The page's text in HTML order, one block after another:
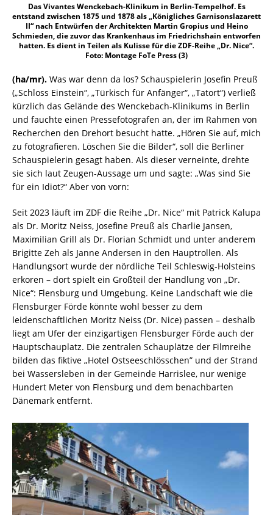
Das Vivantes Wenckebach-Klinikum in Berlin-Tempelhof. Es
entstand zwischen 1875 und 1878 als „Königliches Garnisonslazarett
II“ nach Entwürfen der Architekten Martin Gropius und Heino
Schmieden, die zuvor das Krankenhaus im Friedrichshain entworfen
hatten. Es dient in Teilen als Kulisse für die ZDF-Reihe „Dr. Nice“.
Foto: Montage FoTe Press (3)
(ha/mr). Was war denn da los? Schauspielerin Josefin Preuß
(„Schloss Einstein“, „Türkisch für Anfänger“, „Tatort“) verließ
kürzlich das Gelände des Wenckebach-Klinikums in Berlin
und fauchte einen Pressefotografen an, der im Rahmen von
Recherchen den Drehort besucht hatte. „Hören Sie auf, mich
zu fotografieren. Löschen Sie die Bilder“, soll die Berliner
Schauspielerin gesagt haben. Als dieser verneinte, drehte
sie sich laut Zeugen-Aussage um und sagte: „Was sind Sie
für ein Idiot?“ Aber von vorn:
Seit 2023 läuft im ZDF die Reihe „Dr. Nice“ mit Patrick Kalupa
als Dr. Moritz Neiss, Josefine Preuß als Charlie Jansen,
Maximilian Grill als Dr. Florian Schmidt und unter anderem
Brigitte Zeh als Janne Andersen in den Hauptrollen. Als
Handlungsort wurde der nördliche Teil Schleswig-Holsteins
erkoren – dort spielt ein Großteil der Handlung von „Dr.
Nice“: Flensburg und Umgebung. Keine Landschaft wie die
Flensburger Förde könnte wohl besser zu dem
leidenschaftlichen Moritz Neiss (Dr. Nice) passen – deshalb
liegt am Ufer der einzigartigen Flensburger Förde auch der
Hauptschauplatz. Die zentralen Schauplätze der Filmreihe
bilden das fiktive „Hotel Ostseeschlösschen” und der Strand
bei Wassersleben in der Gemeinde Harrislee, nur wenige
Hundert Meter von Flensburg und dem benachbarten
Dänemark entfernt.